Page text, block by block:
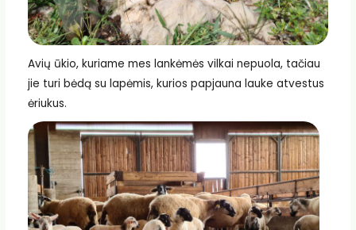
Avių ūkio, kuriame mes lankėmės vilkai nepuola, tačiau
jie turi bėdą su lapėmis, kurios papjauna lauke atvestus
ėriukus.